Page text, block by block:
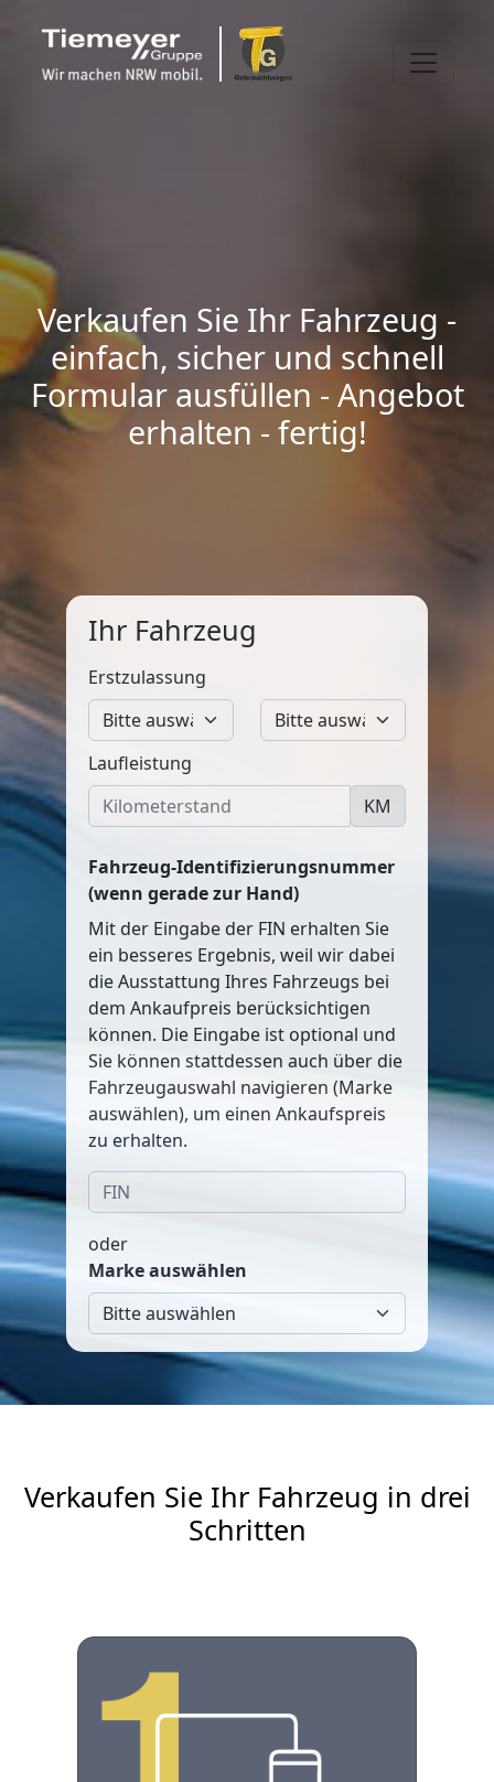
Verkaufen Sie Ihr Fahrzeug -
einfach, sicher und schnell
Formular ausfüllen - Angebot
erhalten - fertig!
Ihr Fahrzeug
Erstzulassung
Laufleistung
KM
Fahrzeug-Identifizierungsnummer
(wenn gerade zur Hand)
Mit der Eingabe der FIN erhalten Sie
ein besseres Ergebnis, weil wir dabei
die Ausstattung Ihres Fahrzeugs bei
dem Ankaufpreis berücksichtigen
können. Die Eingabe ist optional und
Sie können stattdessen auch über die
Fahrzeugauswahl navigieren (Marke
auswählen), um einen Ankaufspreis
zu erhalten.
oder
Marke auswählen
Verkaufen Sie Ihr Fahrzeug in drei
Schritten